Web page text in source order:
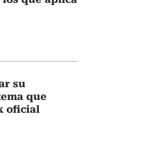
su
que
oficial